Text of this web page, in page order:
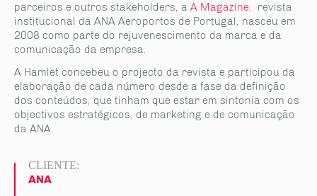
parceiros e outros stakeholders, a A Magazine, revista
institucional da ANA Aeroportos de Portugal, nasceu em
2008 como parte do rejuvenescimento da marca e da
comunicação da empresa.
A Hamlet concebeu o projecto da revista e participou da
elaboração de cada número desde a fase da definição
dos conteúdos, que tinham que estar em sintonia com os
objectivos estratégicos, de marketing e de comunicação
da ANA.
CLIENTE:
ANA